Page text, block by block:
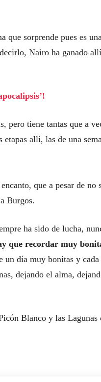
que sorprende pues es
Nairo ha ganado
pero tiene tantas que a
allí, las de una
que a pesar de no
Burgos.
ha sido de lucha,
que recordar muy
un día muy bonitas y cada
dejando el alma,
Blanco y las Lagunas